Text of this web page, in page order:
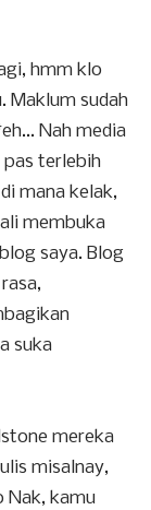
hmm klo
Maklum sudah
Nah media
pas terlebih
mana kelak,
membuka
saya. Blog
suka
mereka
misalnay,
Nak, kamu